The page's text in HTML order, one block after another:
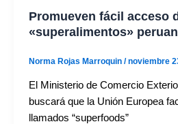
Promueven fácil acceso
«superalimentos»
Norma Rojas Marroquin /noviembre
El Ministerio de Comercio
buscará que la Unión Europea
llamados “superfoods”